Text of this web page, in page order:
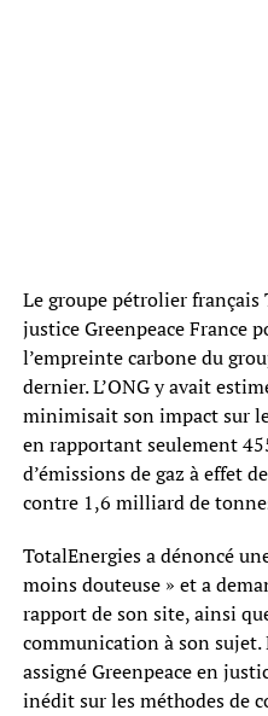
Le groupe pétrolier français
justice Greenpeace France
l’empreinte carbone du
dernier. L’ONG y avait
minimisait son impact sur
en rapportant seulement
d’émissions de gaz à effet
contre 1,6 milliard de
TotalEnergies a dénoncé
moins douteuse » et a
rapport de son site, ainsi
communication à son sujet.
assigné Greenpeace en
inédit sur les méthodes de